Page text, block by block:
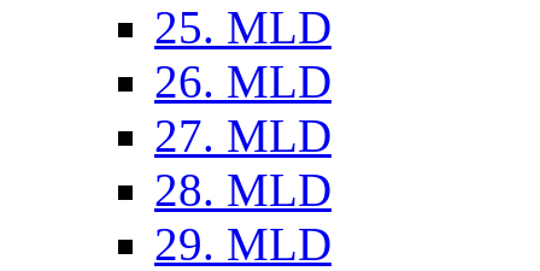
25. MLD
26. MLD
27. MLD
28. MLD
29. MLD